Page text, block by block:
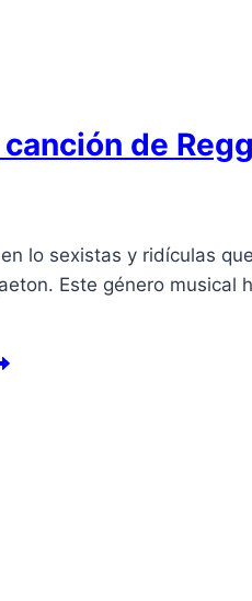
de
lo sexistas y ridículas
Este género musical